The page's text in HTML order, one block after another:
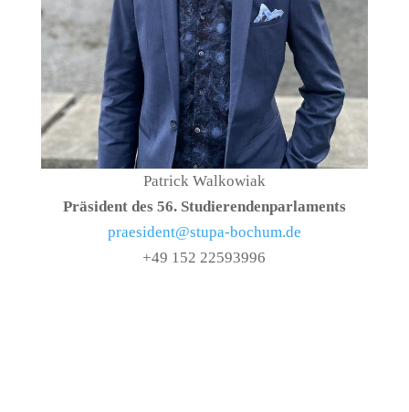
Patrick Walkowiak
Präsident des 56. Studierendenparlaments
praesident@stupa-bochum.de
+49 152 22593996